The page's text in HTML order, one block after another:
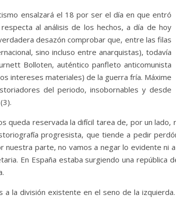
ensalzará el 18 por ser el día en que entró
al análisis de los hechos, a día de hoy
desazón comprobar que, entre las filas
sino incluso entre anarquistas), todavía
Bolloten, auténtico panfleto anticomunista
intereses materiales) de la guerra fría. Máxime
del periodo, insobornables y desde
queda reservada la difícil tarea de, por un
progresista, que tiende a pedir
parte, no vamos a negar lo evidente ni
En España estaba surgiendo una república
la división existente en el seno de la